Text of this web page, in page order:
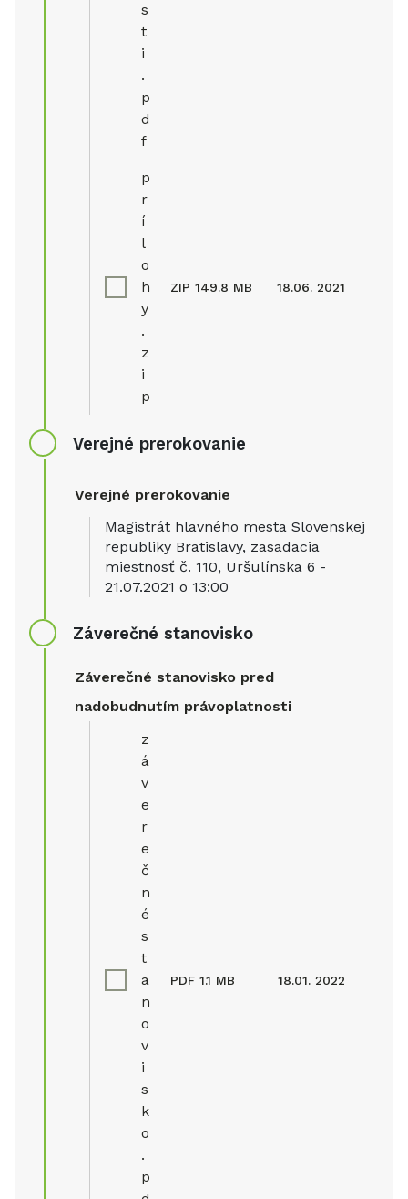
s
t
i
.
p
d
f
p
r
í
l
o
h
y
.
z
i
p
ZIP 149.8 MB 18.06. 2021
Verejné prerokovanie
Verejné prerokovanie
Magistrát hlavného mesta Slovenskej
republiky Bratislavy, zasadacia
miestnosť č. 110, Uršulínska 6 -
21.07.2021 o 13:00
Záverečné stanovisko
Záverečné stanovisko pred
nadobudnutím právoplatnosti
z
á
v
e
r
e
č
n
é
s
t
a
n
o
v
i
s
k
o
.
p
PDF 1.1 MB 18.01. 2022